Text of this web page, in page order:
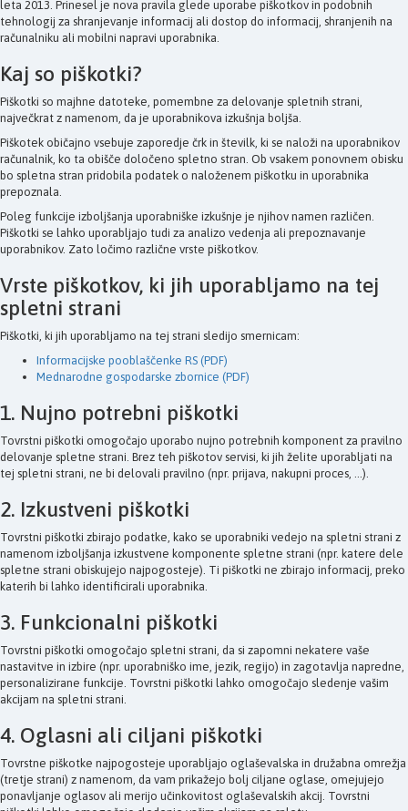
leta 2013. Prinesel je nova pravila glede uporabe piškotkov in podobnih
tehnologij za shranjevanje informacij ali dostop do informacij, shranjenih na
računalniku ali mobilni napravi uporabnika.
Kaj so piškotki?
Piškotki so majhne datoteke, pomembne za delovanje spletnih strani,
največkrat z namenom, da je uporabnikova izkušnja boljša.
Piškotek običajno vsebuje zaporedje črk in številk, ki se naloži na uporabnikov
računalnik, ko ta obišče določeno spletno stran. Ob vsakem ponovnem obisku
bo spletna stran pridobila podatek o naloženem piškotku in uporabnika
prepoznala.
Poleg funkcije izboljšanja uporabniške izkušnje je njihov namen različen.
Piškotki se lahko uporabljajo tudi za analizo vedenja ali prepoznavanje
uporabnikov. Zato ločimo različne vrste piškotkov.
Vrste piškotkov, ki jih uporabljamo na tej
spletni strani
Piškotki, ki jih uporabljamo na tej strani sledijo smernicam:
Informacijske pooblaščenke RS (PDF)
Mednarodne gospodarske zbornice (PDF)
1. Nujno potrebni piškotki
Tovrstni piškotki omogočajo uporabo nujno potrebnih komponent za pravilno
delovanje spletne strani. Brez teh piškotov servisi, ki jih želite uporabljati na
tej spletni strani, ne bi delovali pravilno (npr. prijava, nakupni proces, ...).
2. Izkustveni piškotki
Tovrstni piškotki zbirajo podatke, kako se uporabniki vedejo na spletni strani z
namenom izboljšanja izkustvene komponente spletne strani (npr. katere dele
spletne strani obiskujejo najpogosteje). Ti piškotki ne zbirajo informacij, preko
katerih bi lahko identificirali uporabnika.
3. Funkcionalni piškotki
Tovrstni piškotki omogočajo spletni strani, da si zapomni nekatere vaše
nastavitve in izbire (npr. uporabniško ime, jezik, regijo) in zagotavlja napredne,
personalizirane funkcije. Tovrstni piškotki lahko omogočajo sledenje vašim
akcijam na spletni strani.
4. Oglasni ali ciljani piškotki
Tovrstne piškotke najpogosteje uporabljajo oglaševalska in družabna omrežja
(tretje strani) z namenom, da vam prikažejo bolj ciljane oglase, omejujejo
ponavljanje oglasov ali merijo učinkovitost oglaševalskih akcij. Tovrstni